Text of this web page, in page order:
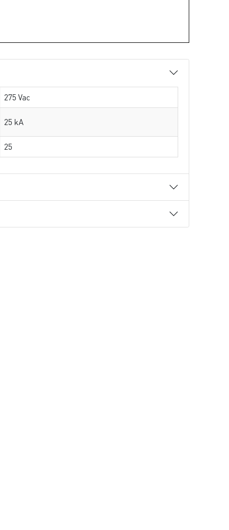
275 Vac
25 kA
25